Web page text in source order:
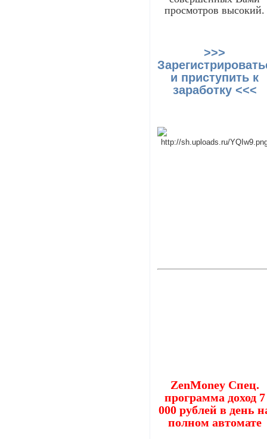
просмотров высокий.
>>>
и приступить к
заработку <<<
ZenMoney Спец.
программа доход 7
000 рублей в день
полном автомате